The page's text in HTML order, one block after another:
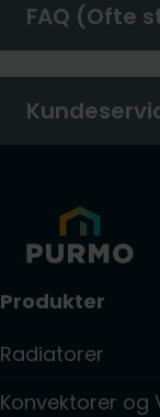
FAQ (Ofte
Produkter
Radiatorer
Konvektorer og